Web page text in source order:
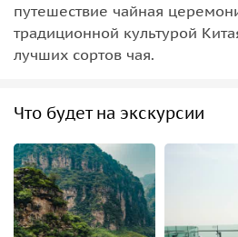
путешествие чайная
традиционной культурой
лучших сортов чая.
Что будет на экскурсии